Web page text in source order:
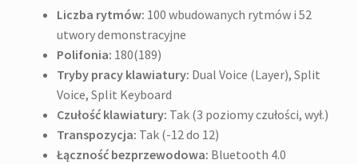
Liczba rytmów: 100 wbudowanych rytmów i 52
utwory demonstracyjne
Polifonia: 180(189)
Tryby pracy klawiatury: Dual Voice (Layer), Split
Voice, Split Keyboard
Czułość klawiatury: Tak (3 poziomy czułości, wył.)
Transpozycja: Tak (-12 do 12)
Łączność bezprzewodowa: Bluetooth 4.0